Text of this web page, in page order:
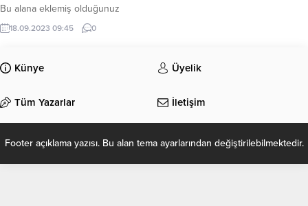
Bu alana eklemiş olduğunuz
haberle ilgili kısa bir özet bilgisi
ekleyebilirsiniz. Bu metin yazı
bölümünden eklenebilir. Özet
eklenmişse başlık altında kalın
eklenmemişse bu alan boş kalır.
18.09.2023 09:45 0
Künye Üyelik
Tüm Yazarlar İletişim
Footer açıklama yazısı. Bu alan tema ayarlarından değiştirilebilmektedir.